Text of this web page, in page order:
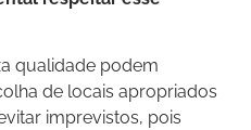
qualidade podem
de locais apropriados
imprevistos, pois